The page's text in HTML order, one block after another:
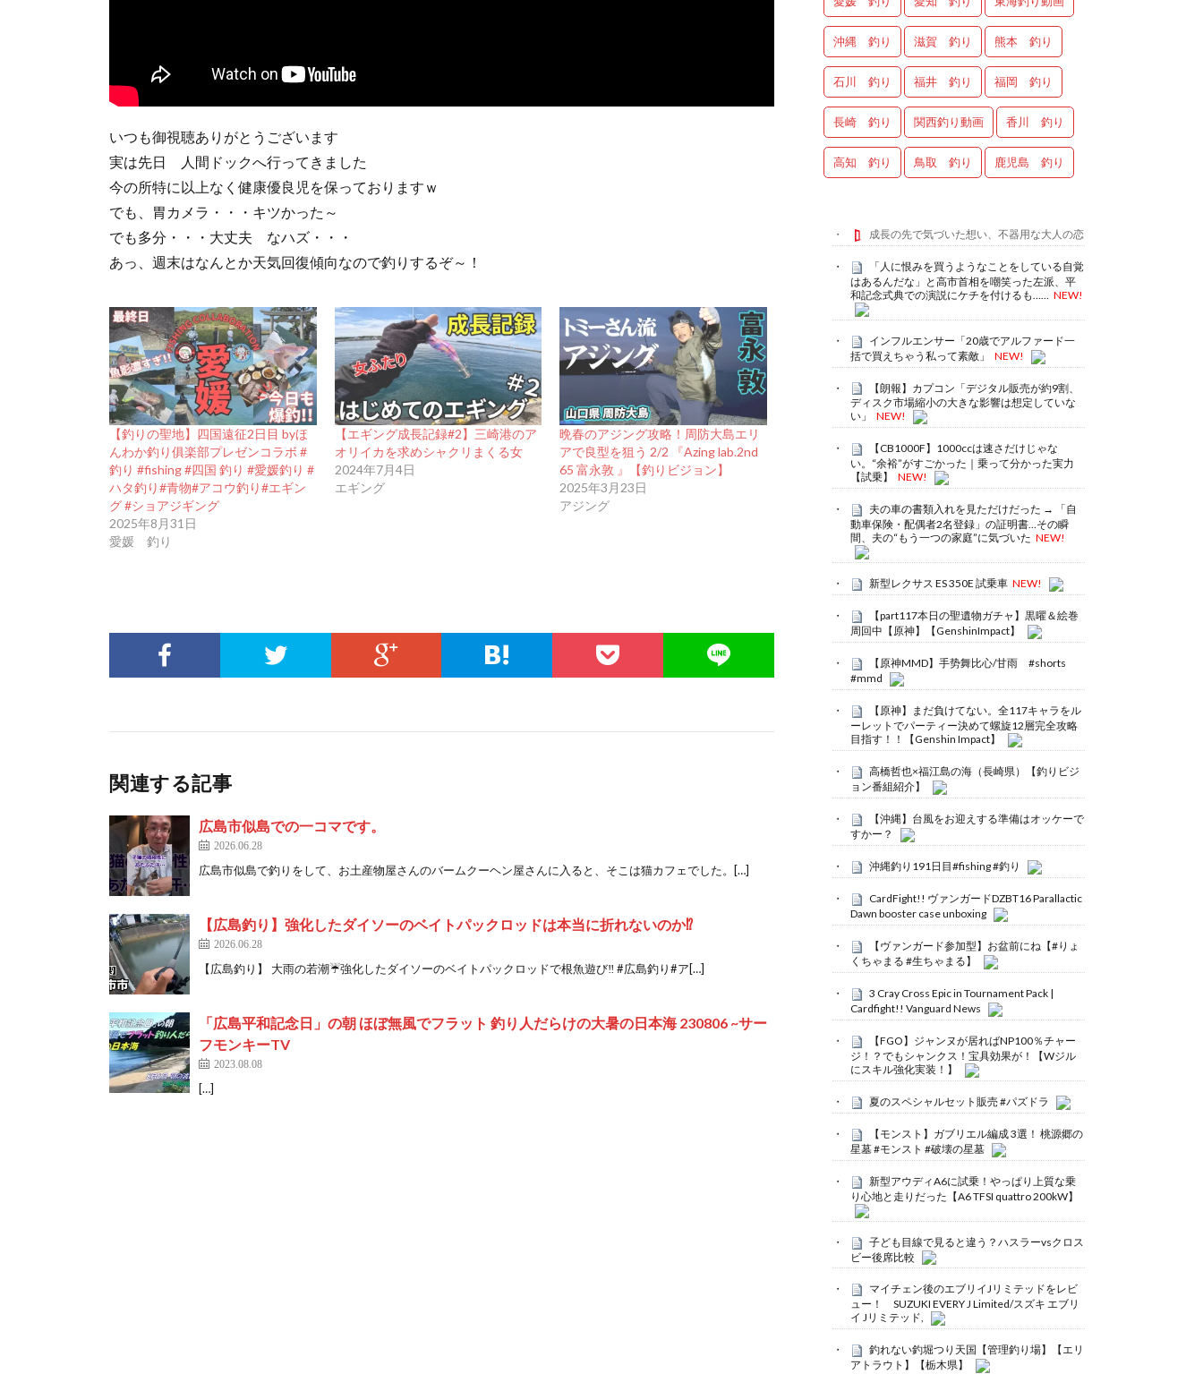
いつも御視聴ありがとうございます
実は先日 人間ドックへ行ってきました
今の所特に以上なく健康優良児を保っておりますｗ
でも、胃カメラ・・・キツかった～
でも多分・・・大丈夫 なハズ・・・
あっ、週末はなんとか天気回復傾向なので釣りするぞ～！
【釣りの聖地】四国遠征2日目 byほ
んわか釣り俱楽部プレゼンコラボ #
釣り #fishing #四国 釣り #愛媛釣り #
ハタ釣り#青物#アコウ釣り#エギン
グ #ショアジギング
2025年8月31日
愛媛 釣り
【エギング成長記録#2】三崎港のア
オリイカを求めシャクリまくる女
2024年7月4日
エギング
晩春のアジング攻略！周防大島エリ
アで良型を狙う 2/2 『Azing lab.2nd
65 富永敦 』【釣りビジョン】
2025年3月23日
アジング
関連する記事
広島市似島での一コマです。
2026.06.28
広島市似島で釣りをして、お土産物屋さんのバームクーヘン屋さんに入ると、そこは猫カフェでした。[…]
【広島釣り】強化したダイソーのベイトパックロッドは本当に折れないのか⁉️
2026.06.28
【広島釣り】 大雨の若潮☔️強化したダイソーのベイトパックロッドで根魚遊び‼️ #広島釣り#ア[…]
「広島平和記念日」の朝 ほぼ無風でフラット 釣り人だらけの大暑の日本海 230806 ~サー
フモンキーTV
2023.08.08
[…]
沖縄 釣り 滋賀 釣り 熊本 釣り
石川 釣り 福井 釣り 福岡 釣り
長崎 釣り 関西釣り動画 香川 釣り
高知 釣り 鳥取 釣り 鹿児島 釣り
成長の先で気づいた想い、不器用な大人の恋
「人に恨みを買うようなことをしている自覚
はあるんだな」と高市首相を嘲笑った左派、平
和記念式典での演説にケチを付けるも……
NEW!
インフルエンサー「20歳でアルファード一
括で買えちゃう私って素敵」
NEW!
【朗報】カプコン「デジタル販売が約9割、
ディスク市場縮小の大きな影響は想定していな
い」
NEW!
【CB1000F】1000ccは速さだけじゃな
い。“余裕”がすごかった｜乗って分かった実力
【試乗】
NEW!
夫の車の書類入れを見ただけだった → 「自
動車保険・配偶者2名登録」の証明書…その瞬
間、夫の“もう一つの家庭”に気づいた NEW!
新型レクサス ES 350E 試乗車 NEW!
【part117本日の聖遺物ガチャ】黒曜＆絵巻
周回中【原神】【GenshinImpact】
【原神MMD】手势舞比心/甘雨 #shorts
#mmd
【原神】まだ負けてない。全117キャラをル
ーレットでパーティー決めて螺旋12層完全攻略
目指す！！【Genshin Impact】
高橋哲也×福江島の海（長崎県）【釣りビジ
ョン番組紹介】
【沖縄】台風をお迎えする準備はオッケーで
すかー？
沖縄釣り191日目#fishing #釣り
CardFight!! ヴァンガードDZBT16 Parallactic
Dawn booster case unboxing
【ヴァンガード参加型】お盆前にね【#りょ
くちゃまる #生ちゃまる】
3 Cray Cross Epic in Tournament Pack |
Cardfight!! Vanguard News
【FGO】ジャンヌが居ればNP100％チャー
ジ！？でもシャンクス！宝具効果が！【Wジル
にスキル強化実装！】
夏のスペシャルセット販売 #パズドラ
【モンスト】ガブリエル編成 3選！ 桃源郷の
星墓 #モンスト #破壊の星墓
新型アウディA6に試乗！やっぱり上質な乗
り心地と走りだった【A6 TFSI quattro 200kW】
子ども目線で見ると違う？ハスラーvsクロス
ビー後席比較
マイチェン後のエブリイJリミテッドをレビ
ュー！ SUZUKI EVERY J Limited/スズキ エブリ
イ Jリミテッド,
釣れない釣堀つり天国【管理釣り場】【エリ
アトラウト】【栃木県】